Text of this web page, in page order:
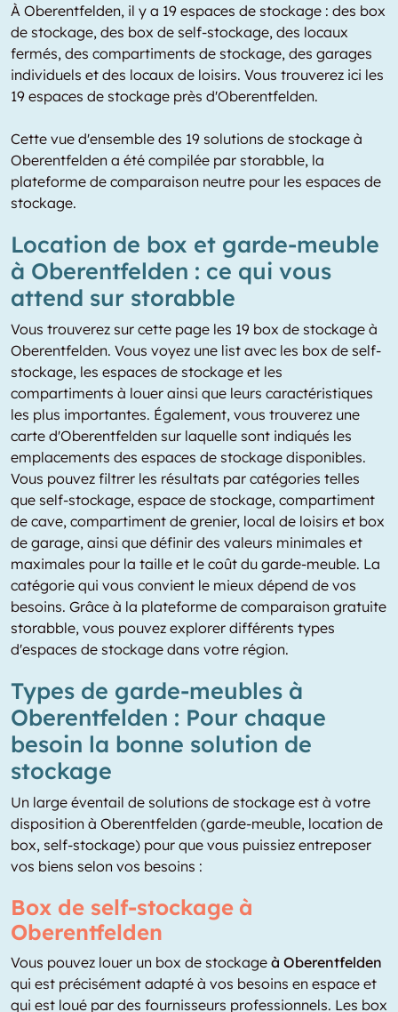
À Oberentfelden, il y a 19 espaces de stockage : des box
de stockage, des box de self-stockage, des locaux
fermés, des compartiments de stockage, des garages
individuels et des locaux de loisirs. Vous trouverez ici les
19 espaces de stockage près d'Oberentfelden.
Cette vue d'ensemble des 19 solutions de stockage à
Oberentfelden a été compilée par storabble, la
plateforme de comparaison neutre pour les espaces de
stockage.
Location de box et garde-meuble
à Oberentfelden : ce qui vous
attend sur storabble
Vous trouverez sur cette page les 19 box de stockage à
Oberentfelden. Vous voyez une list avec les box de self-
stockage, les espaces de stockage et les
compartiments à louer ainsi que leurs caractéristiques
les plus importantes. Également, vous trouverez une
carte d'Oberentfelden sur laquelle sont indiqués les
emplacements des espaces de stockage disponibles.
Vous pouvez filtrer les résultats par catégories telles
que self-stockage, espace de stockage, compartiment
de cave, compartiment de grenier, local de loisirs et box
de garage, ainsi que définir des valeurs minimales et
maximales pour la taille et le coût du garde-meuble. La
catégorie qui vous convient le mieux dépend de vos
besoins. Grâce à la plateforme de comparaison gratuite
storabble, vous pouvez explorer différents types
d'espaces de stockage dans votre région.
Types de garde-meubles à
Oberentfelden : Pour chaque
besoin la bonne solution de
stockage
Un large éventail de solutions de stockage est à votre
disposition à Oberentfelden (garde-meuble, location de
box, self-stockage) pour que vous puissiez entreposer
vos biens selon vos besoins :
Box de self-stockage à
Oberentfelden
Vous pouvez louer un box de stockage à Oberentfelden
qui est précisément adapté à vos besoins en espace et
qui est loué par des fournisseurs professionnels. Les box